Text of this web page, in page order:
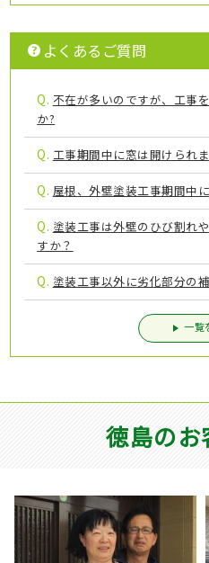
よくあるご質問
Q. 不在が多いのですが、工事
か?
Q. 工事期間中に窓は開けられ
Q. 屋根、外壁塗装工事期間中
Q. 塗装工事は外壁のひび割れ
すか？
Q. 塗装工事以外に劣化部分の
一覧
徳島の